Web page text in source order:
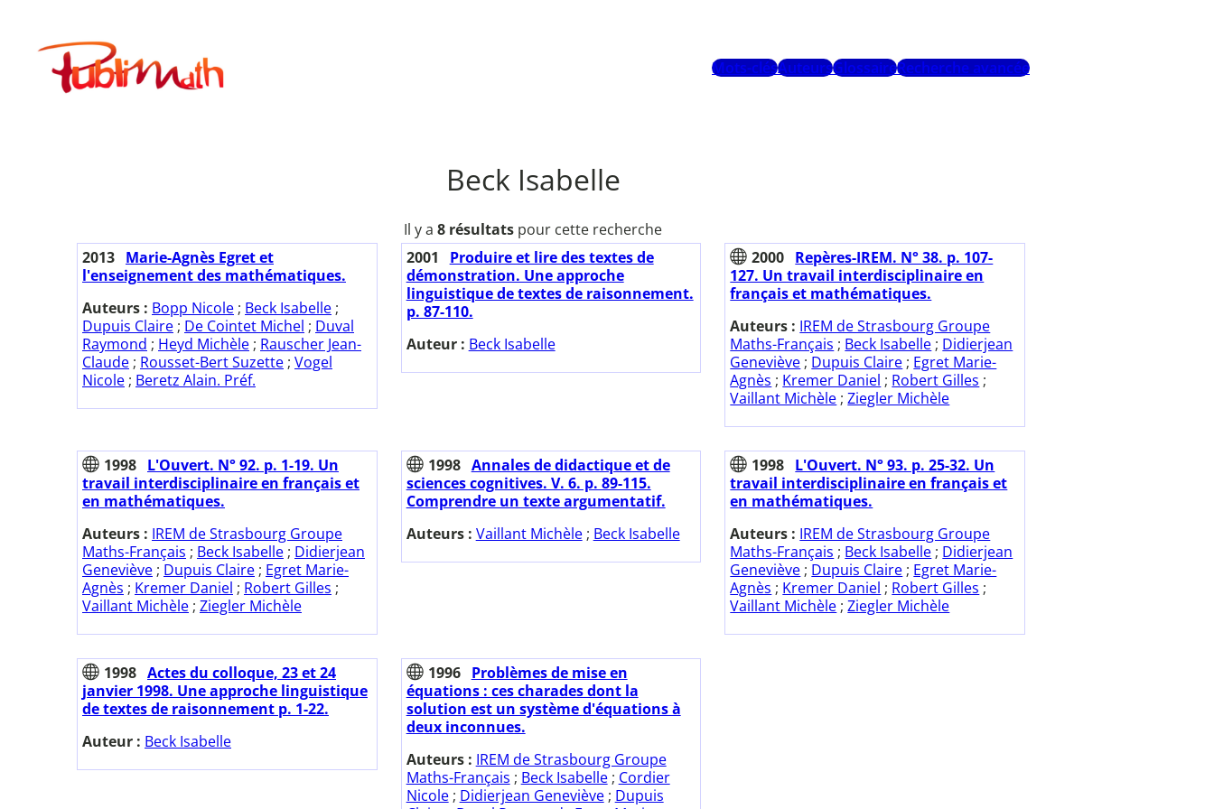
contenuPublimath
Mots-clésAuteursGlossaireRecherche avancée
Beck Isabelle
Il y a 8 résultats pour cette recherche
2013 Marie-Agnès Egret et
l'enseignement des mathématiques.
Auteurs : Bopp Nicole ; Beck Isabelle ;
Dupuis Claire ; De Cointet Michel ; Duval
Raymond ; Heyd Michèle ; Rauscher Jean-
Claude ; Rousset-Bert Suzette ; Vogel
Nicole ; Beretz Alain. Préf.
2001
Produire et lire des textes de
démonstration. Une approche
linguistique de textes de raisonnement.
p. 87-110.
Auteur : Beck Isabelle
2000 Repères-IREM. N° 38. p. 107-
127. Un travail interdisciplinaire en
français et mathématiques.
Auteurs : IREM de Strasbourg Groupe
Maths-Français ; Beck Isabelle ; Didierjean
Geneviève ; Dupuis Claire ; Egret Marie-
Agnès ; Kremer Daniel ; Robert Gilles ;
Vaillant Michèle ;Ziegler Michèle
1998 L'Ouvert. N° 92. p. 1-19. Un
travail interdisciplinaire en français et
en mathématiques.
Auteurs : IREM de Strasbourg Groupe
Maths-Français ; Beck Isabelle ; Didierjean
Geneviève ; Dupuis Claire ; Egret Marie-
Agnès ; Kremer Daniel ; Robert Gilles ;
Vaillant Michèle ; Ziegler Michèle
1998 Annales de didactique et de
sciences cognitives. V. 6. p. 89-115.
Comprendre un texte argumentatif.
Auteurs : Vaillant Michèle; Beck Isabelle
1998 L'Ouvert. N° 93. p. 25-32. Un
travail interdisciplinaire en français et
en mathématiques.
Auteurs : IREM de Strasbourg Groupe
Maths-Français ; Beck Isabelle ; Didierjean
Geneviève ; Dupuis Claire ; Egret Marie-
Agnès ; Kremer Daniel ; Robert Gilles ;
Vaillant Michèle ;Ziegler Michèle
1998 Actes du colloque, 23 et 24
janvier 1998. Une approche linguistique
de textes de raisonnement p. 1-22.
Auteur : Beck Isabelle
1996
Problèmes de mise en
équations : ces charades dont la
solution est un système d'équations à
deux inconnues.
Auteurs : IREM de Strasbourg Groupe
Maths-Français ; Beck Isabelle; Cordier
Nicole; Didierjean Geneviève; Dupuis